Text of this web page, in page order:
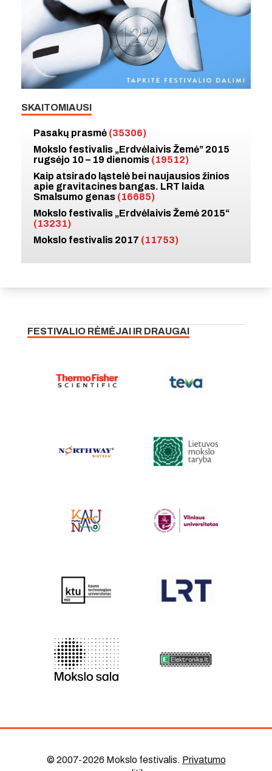
SKAITOMIAUSI
Pasakų prasmė (35306)
Mokslo festivalis „Erdvėlaivis Žemė” 2015
rugsėjo 10 – 19 dienomis (19512)
Kaip atsirado ląstelė bei naujausios žinios
apie gravitacines bangas. LRT laida
Smalsumo genas (16685)
Mokslo festivalis „Erdvėlaivis Žemė 2015“
(13231)
Mokslo festivalis 2017 (11753)
FESTIVALIO RĖMĖJAI IR DRAUGAI
© 2007-2026 Mokslo festivalis. Privatumo